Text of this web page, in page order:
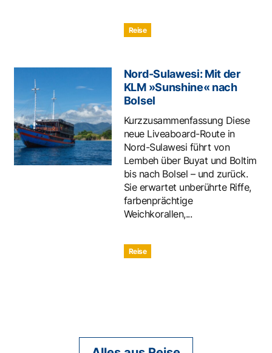
Reise
Nord-Sulawesi: Mit der
KLM »Sunshine« nach
Bolsel
Kurzzusammenfassung Diese
neue Liveaboard-Route in
Nord-Sulawesi führt von
Lembeh über Buyat und Boltim
bis nach Bolsel – und zurück.
Sie erwartet unberührte Riffe,
farbenprächtige
Weichkorallen,...
Reise